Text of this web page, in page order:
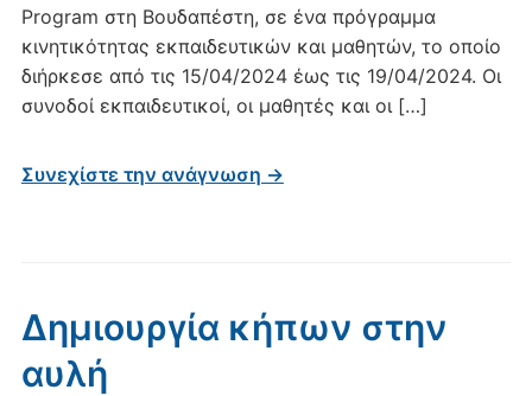
Program στη Βουδαπέστη, σε ένα πρόγραμμα
κινητικότητας εκπαιδευτικών και μαθητών, το οποίο
διήρκεσε από τις 15/04/2024 έως τις 19/04/2024. Οι
συνοδοί εκπαιδευτικοί, οι μαθητές και οι […]
Συνεχίστε την ανάγνωση →
Δημιουργία κήπων στην
αυλή